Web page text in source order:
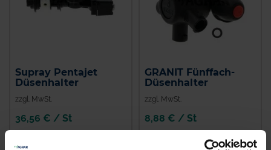
Supray Pentajet
Düsenhalter
zzgl. MwSt.
36,56 € / St
GRANIT Fünffach-
Düsenhalter
zzgl. MwSt.
8,88 € / St
IN DEN